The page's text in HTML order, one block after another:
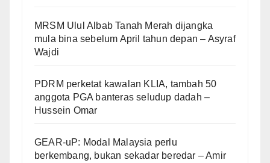
MRSM Ulul Albab Tanah Merah dijangka
mula bina sebelum April tahun depan – Asyraf
Wajdi
PDRM perketat kawalan KLIA, tambah 50
anggota PGA banteras seludup dadah –
Hussein Omar
GEAR-uP: Modal Malaysia perlu
berkembang, bukan sekadar beredar – Amir